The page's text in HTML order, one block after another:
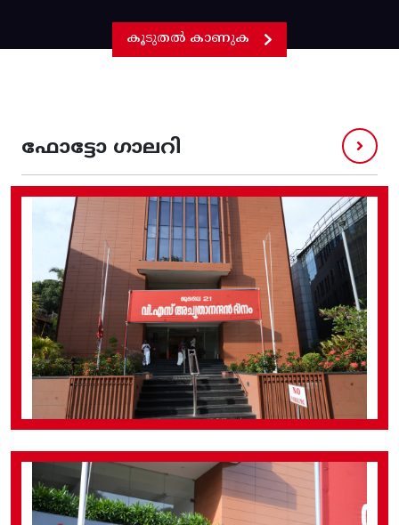
കൂടുതൽ കാണുക
ഫോട്ടോ ഗാലറി